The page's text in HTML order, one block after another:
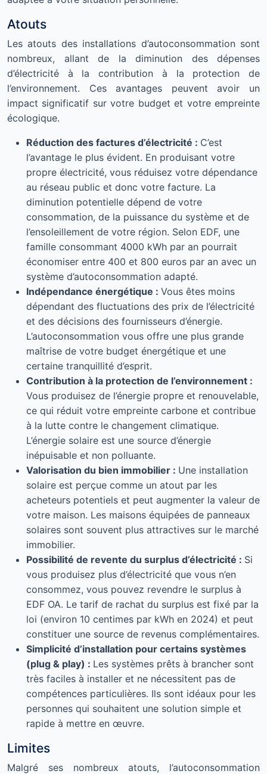
Atouts
Les atouts des installations d’autoconsommation sont
nombreux, allant de la diminution des dépenses
d’électricité à la contribution à la protection de
l’environnement. Ces avantages peuvent avoir un
impact significatif sur votre budget et votre empreinte
écologique.
Réduction des factures d’électricité : C’est
l’avantage le plus évident. En produisant votre
propre électricité, vous réduisez votre dépendance
au réseau public et donc votre facture. La
diminution potentielle dépend de votre
consommation, de la puissance du système et de
l’ensoleillement de votre région. Selon EDF, une
famille consommant 4000 kWh par an pourrait
économiser entre 400 et 800 euros par an avec un
système d’autoconsommation adapté.
Indépendance énergétique : Vous êtes moins
dépendant des fluctuations des prix de l’électricité
et des décisions des fournisseurs d’énergie.
L’autoconsommation vous offre une plus grande
maîtrise de votre budget énergétique et une
certaine tranquillité d’esprit.
Contribution à la protection de l’environnement :
Vous produisez de l’énergie propre et renouvelable,
ce qui réduit votre empreinte carbone et contribue
à la lutte contre le changement climatique.
L’énergie solaire est une source d’énergie
inépuisable et non polluante.
Valorisation du bien immobilier : Une installation
solaire est perçue comme un atout par les
acheteurs potentiels et peut augmenter la valeur de
votre maison. Les maisons équipées de panneaux
solaires sont souvent plus attractives sur le marché
immobilier.
Possibilité de revente du surplus d’électricité : Si
vous produisez plus d’électricité que vous n’en
consommez, vous pouvez revendre le surplus à
EDF OA. Le tarif de rachat du surplus est fixé par la
loi (environ 10 centimes par kWh en 2024) et peut
constituer une source de revenus complémentaires.
Simplicité d’installation pour certains systèmes
(plug & play) : Les systèmes prêts à brancher sont
très faciles à installer et ne nécessitent pas de
compétences particulières. Ils sont idéaux pour les
personnes qui souhaitent une solution simple et
rapide à mettre en œuvre.
Limites
Malgré ses nombreux atouts, l’autoconsommation